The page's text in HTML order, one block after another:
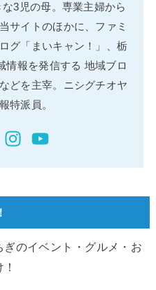
3児の母。専業主婦から
サイトのほかに、ファミ
グ「まいキャン！」、栃
情報を発信する 地域ブロ
どを主宰。ニシグチオヤ
特派員。
のイベント・グルメ・お